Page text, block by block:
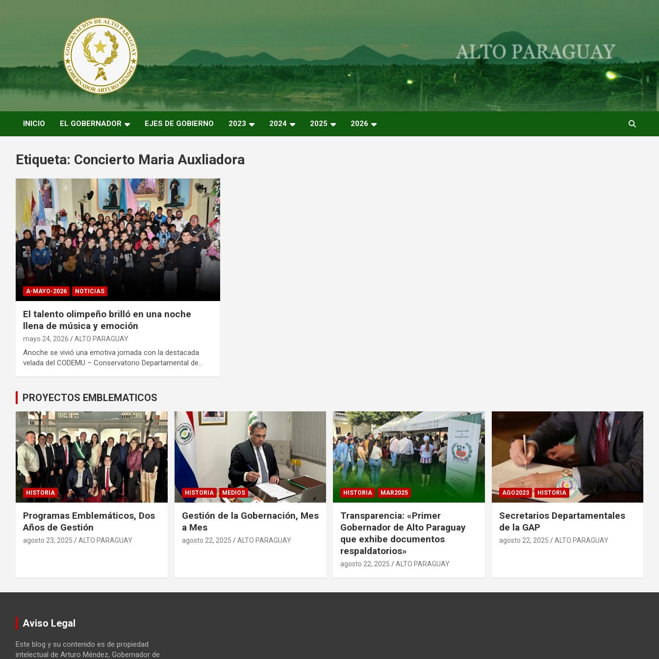
ARTUROMENDEZ.ORG
ARTURO MENDEZ GOBERNADOR 2023
INICIO EL GOBERNADOR EJES DE GOBIERNO 2023 2024 2025 2026
Etiqueta: Concierto Maria Auxliadora
A-MAYO-2026 NOTICIAS
El talento olimpeño brilló en una noche
llena de música y emoción
mayo 24, 2026 ALTO PARAGUAY
Anoche se vivió una emotiva jornada con la destacada
velada del CODEMU – Conservatorio Departamental de…
PROYECTOS EMBLEMATICOS
HISTORIA
Programas Emblemáticos, Dos
Años de Gestión
agosto 23, 2025 ALTO PARAGUAY
HISTORIA MEDIOS
Gestión de la Gobernación, Mes
a Mes
agosto 22, 2025 ALTO PARAGUAY
HISTORIA MAR2025
Transparencia: «Primer
Gobernador de Alto Paraguay
que exhibe documentos
respaldatorios»
agosto 22, 2025 ALTO PARAGUAY
AGO2023 HISTORIA
Secretarios Departamentales
de la GAP
agosto 22, 2025 ALTO PARAGUAY
Aviso Legal
Este blog y su contenido es de propiedad
intelectual de Arturo Méndez, Gobernador de